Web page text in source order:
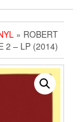
» ROBERT
2 – LP (2014)